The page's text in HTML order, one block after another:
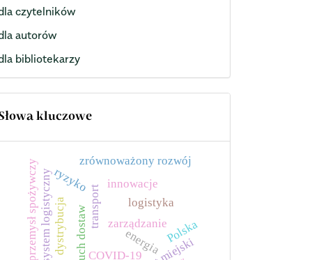
czytelników
autorów
bibliotekarzy
kluczowe
logistyka
transport
łańcuch dostaw
innowacje
zarządzanie
zrównoważony rozwój
dystrybucja
system logistyczny Polska
COVID-19energia
ryzyko
przemysł spożywczy